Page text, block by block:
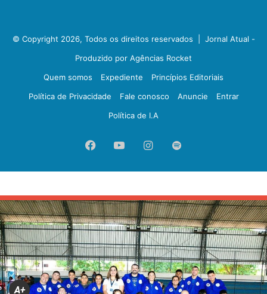
© Copyright 2026, Todos os direitos reservados | Jornal Atual -
Produzido por Agências Rocket
Quem somos
Expediente
Princípios Editoriais
Política de Privacidade
Fale conosco Anuncie
Entrar
Política de I.A
FacebookYouTubeInstagram
Spotify
A+